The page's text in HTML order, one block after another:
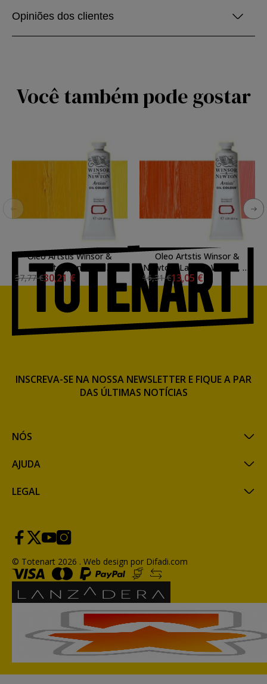
Opiniões dos clientes
Você também pode gostar
Oleo Artstis Winsor &
Newton, Amarelo
Transparent, 37 ml.
37,77 €30,21 €
Oleo Artstis Winsor &
Newton, Laranja Winsor, 37
ml.
16,31 €13,05 €
NÓS
AJUDA
LEGAL
INSCREVA-SE NA NOSSA NEWSLETTER E FIQUE A PAR
DAS ÚLTIMAS NOTÍCIAS
© Totenart 2026 . Web design por Difadi.com